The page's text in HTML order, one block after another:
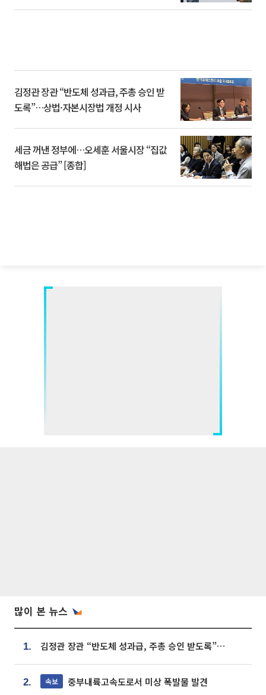
김정관 장관 “반도체 성과급, 주총 승인 받
도록”…상법·자본시장법 개정 시사
세금 꺼낸 정부에…오세훈 서울시장 “집값
해법은 공급” [종합]
많이 본 뉴스
1. 김정관 장관 “반도체 성과급, 주총 승인 받도록”…상법·자본시장법 개정 시사
2. 속보 중부내륙고속도로서 미상 폭발물 발견